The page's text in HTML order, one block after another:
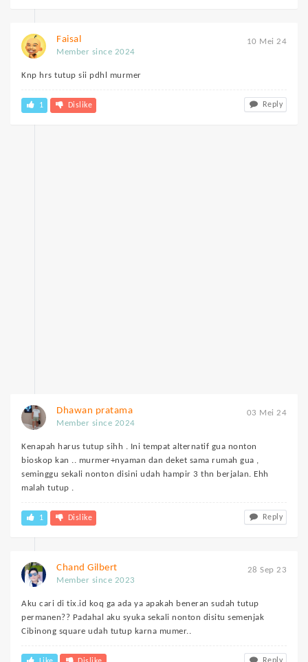
10 Mei 24
Faisal
Member since 2024
Knp hrs tutup sii pdhl murmer
1 Dislike Reply
03 Mei 24
Dhawan pratama
Member since 2024
Kenapah harus tutup sihh . Ini tempat alternatif gua nonton
bioskop kan .. murmer+nyaman dan deket sama rumah gua ,
seminggu sekali nonton disini udah hampir 3 thn berjalan. Ehh
malah tutup .
1 Dislike Reply
28 Sep 23
Chand Gilbert
Member since 2023
Aku cari di tix.id koq ga ada ya apakah beneran sudah tutup
permanen?? Padahal aku syuka sekali nonton disitu semenjak
Cibinong square udah tutup karna mumer..